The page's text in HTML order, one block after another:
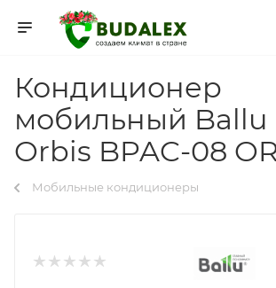
Кондиционер
мобильный Ballu
Orbis BPAC-08
Мобильные кондиционеры